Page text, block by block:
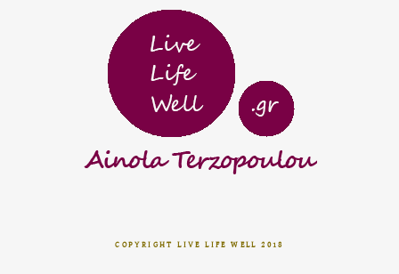
COPYRIGHT LIVE LIFE WELL 2018